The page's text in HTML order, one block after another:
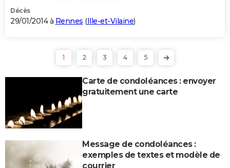
Décès
29/01/2014 à Rennes (Ille-et-Vilaine)
1 2 3 4 5
Carte de condoléances : envoyer
gratuitement une carte
Message de condoléances :
exemples de textes et modèle de
courrier